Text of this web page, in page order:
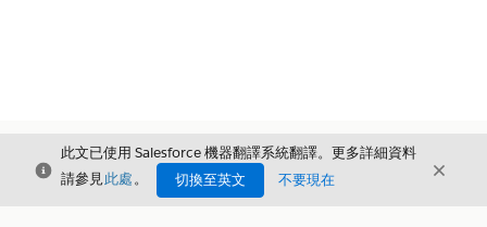
結束
此文已使用 Salesforce 機器翻譯系統翻譯。更多詳細資料
請參見此處。 切換至英文 不要現在 結束